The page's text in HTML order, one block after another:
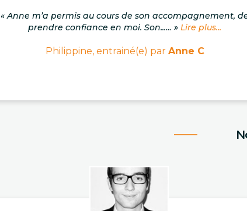
« Anne m’a permis au cours de son accompagnement,
prendre confiance en moi. Son...… » Lire plus...
Philippine, entrainé(e) par Anne C